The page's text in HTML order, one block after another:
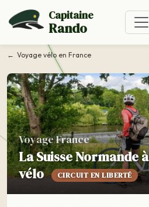
Capitaine
Rando
Voyage vélo en France
Voyage France
La Suisse Normande à
vélo
CIRCUIT EN LIBERTÉ